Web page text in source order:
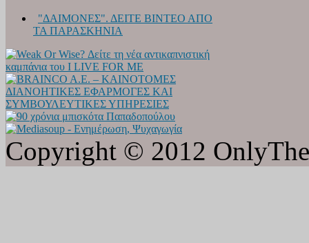
"ΔΑΙΜΟΝΕΣ". ΔΕΙΤΕ ΒΙΝΤΕΟ ΑΠΟ
ΤΑ ΠΑΡΑΣΚΗΝΙΑ
Copyright © 2012